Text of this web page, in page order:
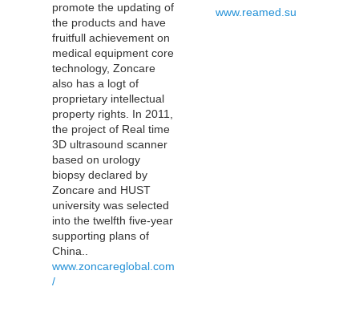
promote the updating of
the products and have
fruitfull achievement on
medical equipment core
technology, Zoncare
also has a logt of
proprietary intellectual
property rights. In 2011,
the project of Real time
3D ultrasound scanner
based on urology
biopsy declared by
Zoncare and HUST
university was selected
into the twelfth five-year
supporting plans of
China..
www.zoncareglobal.com
/
www.reamed.su